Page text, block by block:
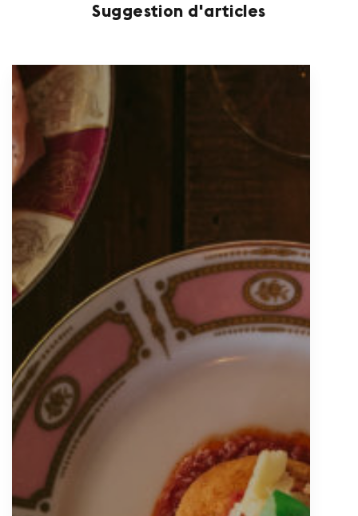
Suggestion d'articles